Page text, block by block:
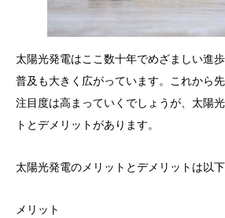
太陽光発電はここ数十年でめざましい進
普及も大きく広がっています。これから
注目度は高まっていくでしょうが、太陽
トとデメリットがあります。
太陽光発電のメリットとデメリットは以下
メリット